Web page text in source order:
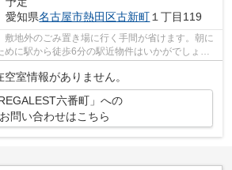
愛知県名古屋市熱田区古新町 １丁目119
敷地外のごみ置き場に行く手間が省けます。朝に
に駅から徒歩6分の駅近物件はいかがでしょう
。初期費用...
空室情報がありません。
REGALEST六番町」への
お問い合わせはこちら